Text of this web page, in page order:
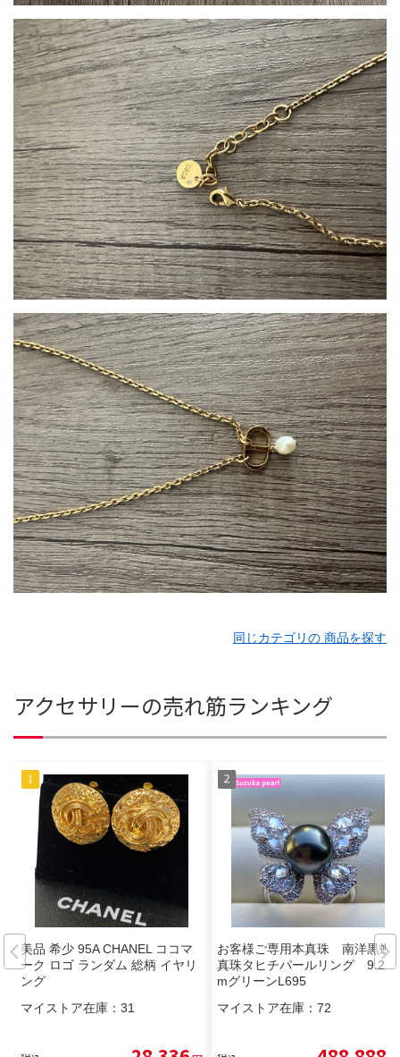
同じカテゴリの 商品を探す
アクセサリーの売れ筋ランキング
美品 希少 95A CHANEL ココマ
ーク ロゴ ランダム 総柄 イヤリ
ング
マイストア在庫： 31
お客様ご専用本真珠 南洋黒蝶
真珠タヒチパールリング 9.2m
mグリーンL695
マイストア在庫： 72